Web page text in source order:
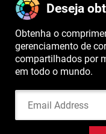
Deseja
Obtenha o
gerenciamento de
compartilhados por
em todo o mundo.